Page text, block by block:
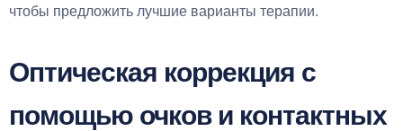
чтобы предложить лучшие варианты терапии.
Оптическая коррекция с
помощью очков и контактных